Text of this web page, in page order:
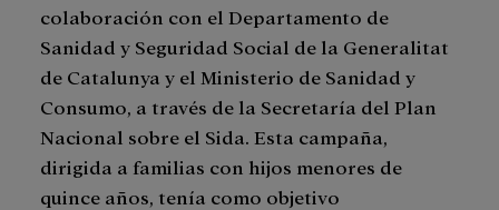
colaboración con el Departamento de
Sanidad y Seguridad Social de la Generalitat
de Catalunya y el Ministerio de Sanidad y
Consumo, a través de la Secretaría del Plan
Nacional sobre el Sida. Esta campaña,
dirigida a familias con hijos menores de
quince años, tenía como objetivo